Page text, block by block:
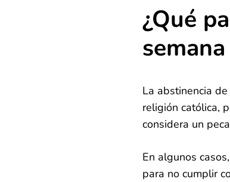
¿Qué
La abstinencia
religión católica,
considera un
En algunos
para no cumplir